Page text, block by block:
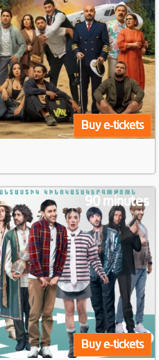
Buy e-tickets
90 minutes
Buy e-tickets